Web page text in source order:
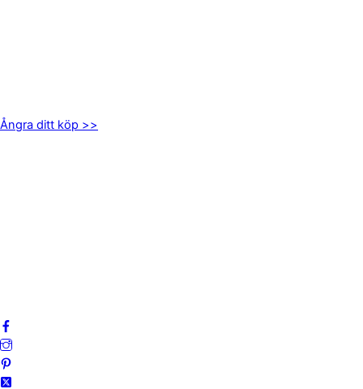
Ångra ditt köp >>